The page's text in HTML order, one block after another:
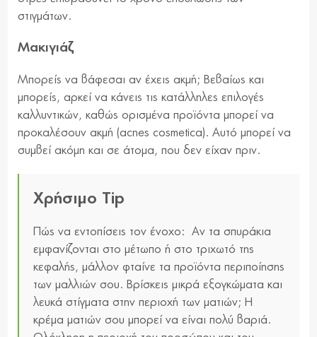
στιγμάτων.
Μακιγιάζ
Μπορείς να βάφεσαι αν έχεις ακμή; Βεβαίως και
μπορείς, αρκεί να κάνεις τις κατάλληλες επιλογές
καλλυντικών, καθώς ορισμένα προϊόντα μπορεί να
προκαλέσουν ακμή (acnes cosmetica). Αυτό μπορεί να
συμβεί ακόμη και σε άτομα, που δεν είχαν πριν.
Χρήσιμο Tip
Πώς να εντοπίσεις τον ένοχο: Αν τα σπυράκια
εμφανίζονται στο μέτωπο ή στο τριχωτό της
κεφαλής, μάλλον φταίνε τα προϊόντα περιποίησης
των μαλλιών σου. Βρίσκεις μικρά εξογκώματα και
λευκά στίγματα στην περιοχή των ματιών; Η
κρέμα ματιών σου μπορεί να είναι πολύ βαριά.